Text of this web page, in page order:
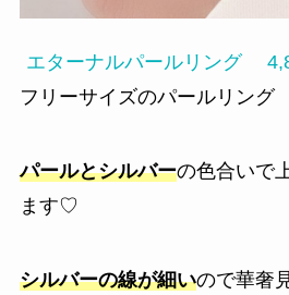
エターナルパールリング
フリーサイズのパールリング
パールとシルバーの色合いで
ます♡
シルバーの線が細いので華奢